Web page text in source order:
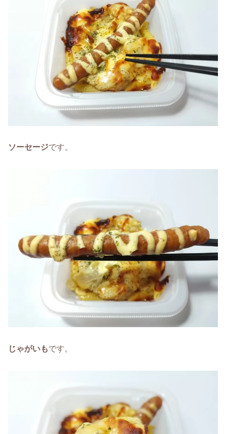
ソーセージです。
じゃがいもです。